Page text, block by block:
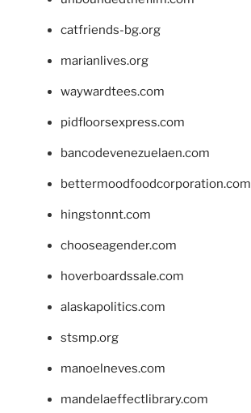
catfriends-bg.org
marianlives.org
waywardtees.com
pidfloorsexpress.com
bancodevenezuelaen.com
bettermoodfoodcorporation.com
hingstonnt.com
chooseagender.com
hoverboardssale.com
alaskapolitics.com
stsmp.org
manoelneves.com
mandelaeffectlibrary.com